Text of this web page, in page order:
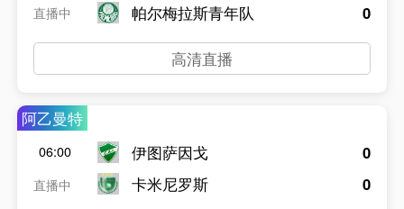
直播中
帕尔梅拉斯青年队
0
高清直播
阿乙曼特
06:00
直播中
伊图萨因戈
卡米尼罗斯
0
0